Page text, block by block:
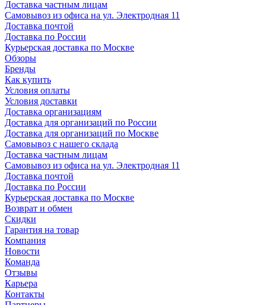
Доставка частным лицам
Самовывоз из офиса на ул. Электродная 11
Доставка почтой
Доставка по России
Курьерская доставка по Москве
Обзоры
Бренды
Как купить
Условия оплаты
Условия доставки
Доставка организациям
Доставка для организаций по России
Доставка для организаций по Москве
Самовывоз с нашего склада
Доставка частным лицам
Самовывоз из офиса на ул. Электродная 11
Доставка почтой
Доставка по России
Курьерская доставка по Москве
Возврат и обмен
Скидки
Гарантия на товар
Компания
Новости
Команда
Отзывы
Карьера
Контакты